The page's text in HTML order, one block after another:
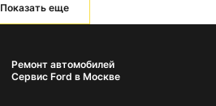
Показать еще
Ремонт автомобилей
Сервис Ford в Москве